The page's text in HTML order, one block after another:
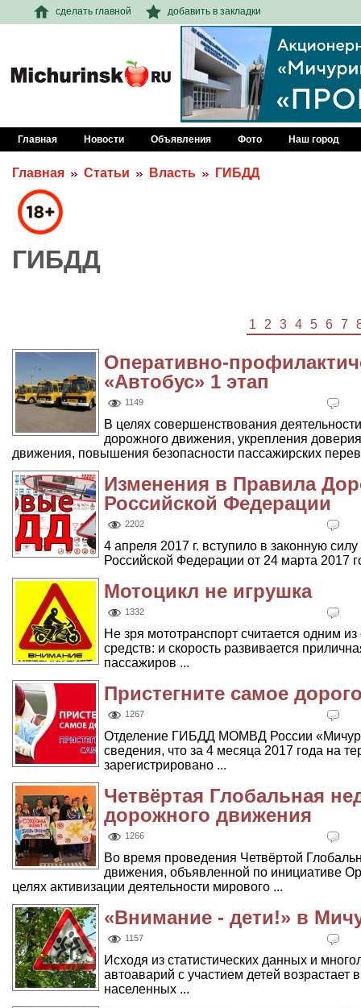
сделать главной добавить в закладки
Главная Новости Объявления Фото Наш город
Главная Статьи Власть ГИБДД
ГИБДД
1 2 3 4 5 6 7
Оперативно-
«Автобус» 1 этап
1149
В целях совершенствования
дорожного движения, укрепления
движения, повышения безопасности пассажирских
Изменения в Правила
Российской Федерации
2202
4 апреля 2017 г. вступило в законную
Российской Федерации от 24 марта 2017
Мотоцикл не игрушка
1332
Не зря мототранспорт считается одним
средств: и скорость развивается
пассажиров ...
Пристегните самое
1267
Отделение ГИБДД МОМВД России
сведения, что за 4 месяца 2017 года на
зарегистрировано ...
Четвёртая Глобальная
дорожного движения
1266
Во время проведения Четвёртой
движения, объявленной по инициативе
целях активизации деятельности мирового ...
«Внимание - дети!» в
1157
Исходя из статистических данных и
автоаварий с участием детей возрастает
населенных ...